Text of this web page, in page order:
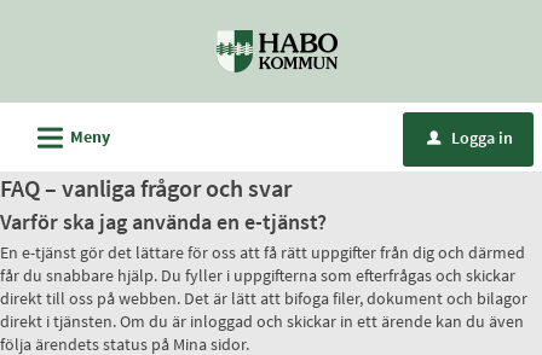
Habo
kommun
L Meny u Logga in
FAQ – vanliga frågor och svar
Varför ska jag använda en e-tjänst?
En e-tjänst gör det lättare för oss att få rätt uppgifter från dig och därmed
får du snabbare hjälp. Du fyller i uppgifterna som efterfrågas och skickar
direkt till oss på webben. Det är lätt att bifoga filer, dokument och bilagor
direkt i tjänsten. Om du är inloggad och skickar in ett ärende kan du även
följa ärendets status på Mina sidor.